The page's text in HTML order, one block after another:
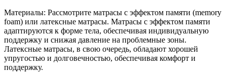
Материалы: Рассмотрите матрасы с эффектом памяти (memory
foam) или латексные матрасы. Матрасы с эффектом памяти
адаптируются к форме тела, обеспечивая индивидуальную
поддержку и снижая давление на проблемные зоны.
Латексные матрасы, в свою очередь, обладают хорошей
упругостью и долговечностью, обеспечивая комфорт и
поддержку.